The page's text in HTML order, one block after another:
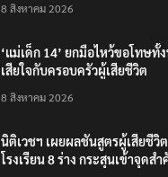
8 สิงหาคม 2026
‘แม่เด็ก 14’ ยกมือไหว้ขอโทษทั้
เสียใจกับครอบครัวผู้เสียชีวิต
8 สิงหาคม 2026
นิติเวชฯ เผยผลชันสูตรผู้เสียชีวิ
โรงเรียน 8 ร่าง กระสุนเข้าจุดส